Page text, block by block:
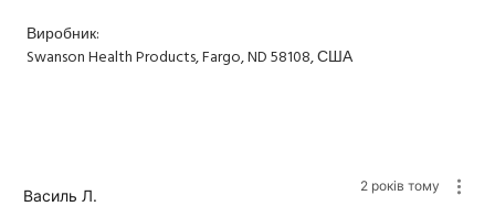
Виробник:
Swanson Health Products, Fargo, ND 58108, США
2 років тому
Василь Л.